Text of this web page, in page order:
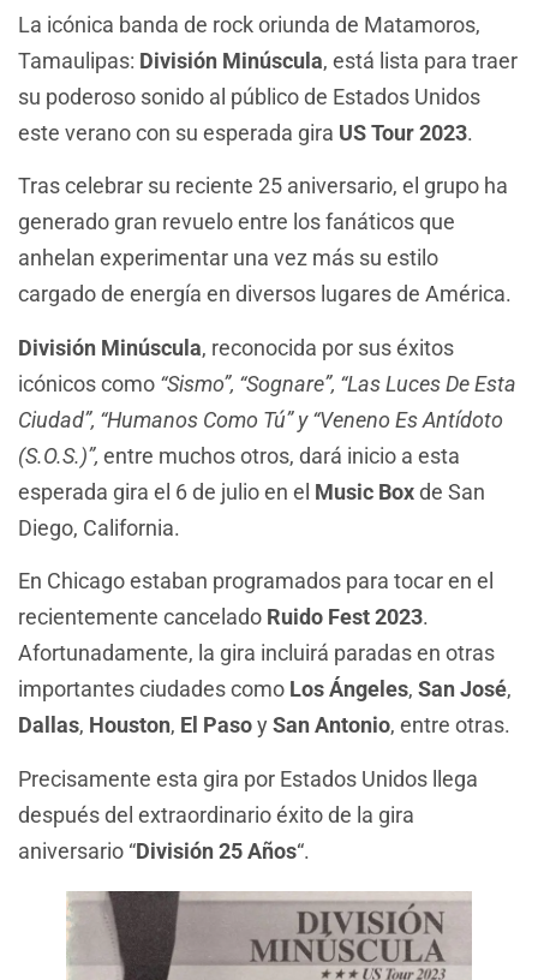
La icónica banda de rock oriunda de Matamoros,
Tamaulipas: División Minúscula, está lista para traer
su poderoso sonido al público de Estados Unidos
este verano con su esperada gira US Tour 2023.
Tras celebrar su reciente 25 aniversario, el grupo ha
generado gran revuelo entre los fanáticos que
anhelan experimentar una vez más su estilo
cargado de energía en diversos lugares de América.
División Minúscula, reconocida por sus éxitos
icónicos como “Sismo”, “Sognare”, “Las Luces De Esta
Ciudad”, “Humanos Como Tú” y “Veneno Es Antídoto
(S.O.S.)”, entre muchos otros, dará inicio a esta
esperada gira el 6 de julio en el Music Boxde San
Diego, California.
En Chicago estaban programados para tocar en el
recientemente cancelado Ruido Fest 2023.
Afortunadamente, la gira incluirá paradas en otras
importantes ciudades como Los Ángeles, San José,
Dallas, Houston, El PasoySan Antonio, entre otras.
Precisamente esta gira por Estados Unidos llega
después del extraordinario éxito de la gira
aniversario “División 25 Años“.